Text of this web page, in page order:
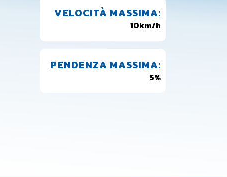
VELOCITÀ MASSIMA:
10km/h
PENDENZA MASSIMA:
5%